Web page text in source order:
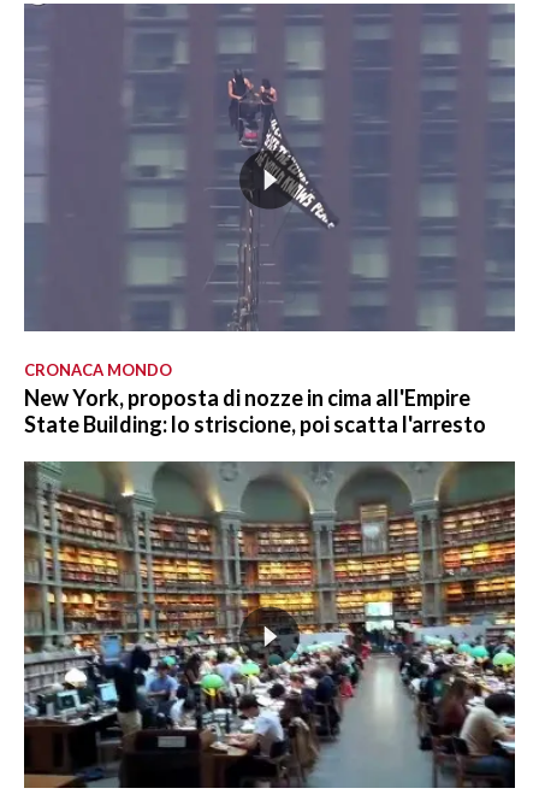
CRONACA MONDO
New York, proposta di nozze in cima all'Empire
State Building: lo striscione, poi scatta l'arresto